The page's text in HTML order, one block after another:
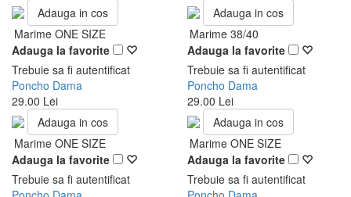
Adauga in cos
Marime ONE SIZE
Adauga la favorite
Trebuie sa fi autentificat
Poncho Dama
29.00 Lei
Adauga in cos
Marime 38/40
Adauga la favorite
Trebuie sa fi autentificat
Poncho Dama
29.00 Lei
Adauga in cos
Marime ONE SIZE
Adauga la favorite
Trebuie sa fi autentificat
Adauga in cos
Marime ONE SIZE
Adauga la favorite
Trebuie sa fi autentificat